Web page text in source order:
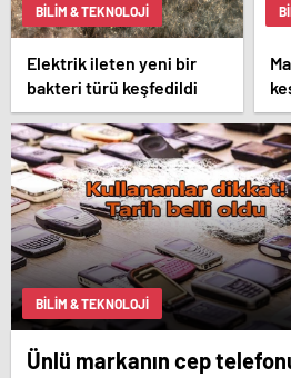
BILIM & TEKNOLOJI
Elektrik ileten yeni bir
bakteri türü keşfedildi
BILIM & TEKNOLOJI
Ünlü markanın cep